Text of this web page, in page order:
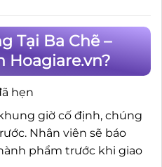
Tại Ba Chẽ –
Hoagiare.vn?
hẹn
giờ cố định, chúng
Nhân viên sẽ báo
phẩm trước khi giao